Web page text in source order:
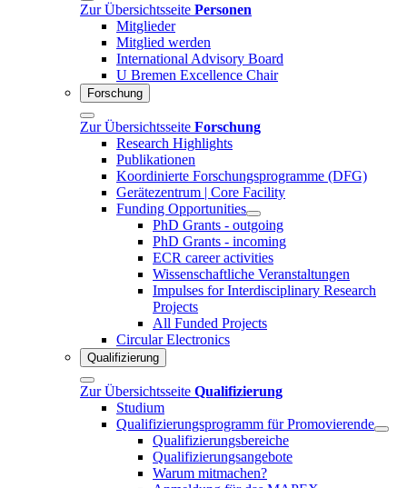
Zur Übersichtsseite Personen
Mitglieder
Mitglied werden
International Advisory Board
U Bremen Excellence Chair
Forschung
Zur Übersichtsseite Forschung
Research Highlights
Publikationen
Koordinierte Forschungsprogramme (DFG)
Gerätezentrum | Core Facility
Funding Opportunities
PhD Grants - outgoing
PhD Grants - incoming
ECR career activities
Wissenschaftliche Veranstaltungen
Impulses for Interdisciplinary Research
Projects
All Funded Projects
Circular Electronics
Qualifizierung
Zur Übersichtsseite Qualifizierung
Studium
Qualifizierungsprogramm für Promovierende
Qualifizierungsbereiche
Qualifizierungsangebote
Warum mitmachen?